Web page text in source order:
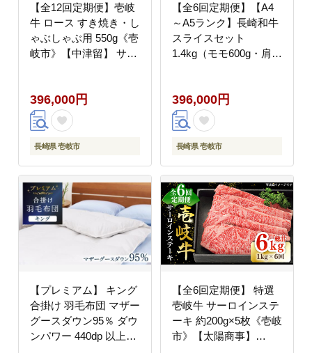
【全12回定期便】壱岐
牛 ロース すき焼き・し
ゃぶしゃぶ用 550g《壱
岐市》【中津留】 サー
ゃぶ 牛肉 [JFS065]
400000 400000円 40万
円
396,000円
長崎県 壱岐市
【全6回定期便】【A4
～A5ランク】長崎和牛
スライスセット
1.4kg（モモ600g・肩ロ
ュシュ】 牛 牛肉 和牛
国産 長崎和牛 しゃぶし
ゃぶ すき焼 リブロース
冷凍配送 A5 小分け
400000円 40万円
396,000円
長崎県 壱岐市
【プレミアム】 キング
合掛け 羽毛布団 マザー
グースダウン95％ ダウ
ンパワー 440dp 以上
【全6回定期便】 特選
壱岐牛 サーロインステ
ーキ 約200g×5枚《壱岐
市》【太陽商事】